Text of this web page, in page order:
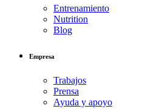
Entrenamiento
Nutrition
Blog
Empresa
Trabajos
Prensa
Ayuda y apoyo